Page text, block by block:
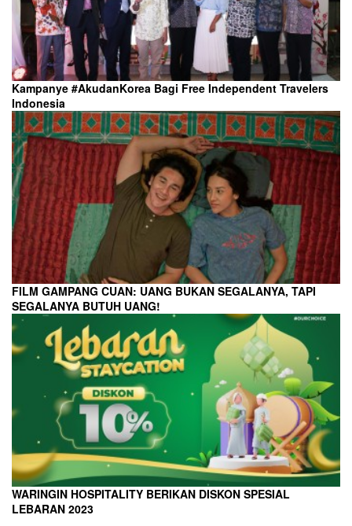
Kampanye #AkudanKorea Bagi Free Independent Travelers
Indonesia
FILM GAMPANG CUAN: UANG BUKAN SEGALANYA, TAPI
SEGALANYA BUTUH UANG!
WARINGIN HOSPITALITY BERIKAN DISKON SPESIAL
LEBARAN 2023